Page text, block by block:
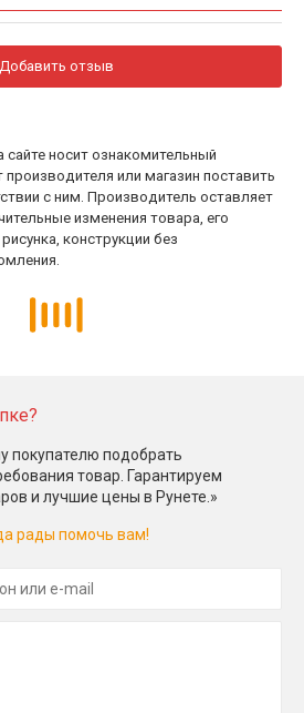
Добавить отзыв
носит ознакомительный
или магазин поставить
с ним. Производитель оставляет
изменения товара, его
конструкции без
подобрать
товар. Гарантируем
и лучшие цены в Рунете.»
рады помочь вам!